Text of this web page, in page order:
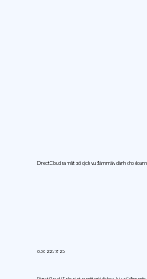
DirectCloud ra mắt gói dịch vụ đám mây dành cho doanh
0:00 22/7/26